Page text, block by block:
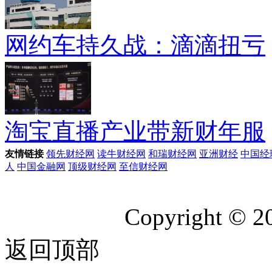
网约车持久战：滴滴扭亏
淘宝直播产业带新财年服
友情链接领先财经网 读牛财经网 和瑞财经网 亚洲财经 中国经
人 中国金融网 顶级财经网 至信财经网
Copyright ©
返回顶部